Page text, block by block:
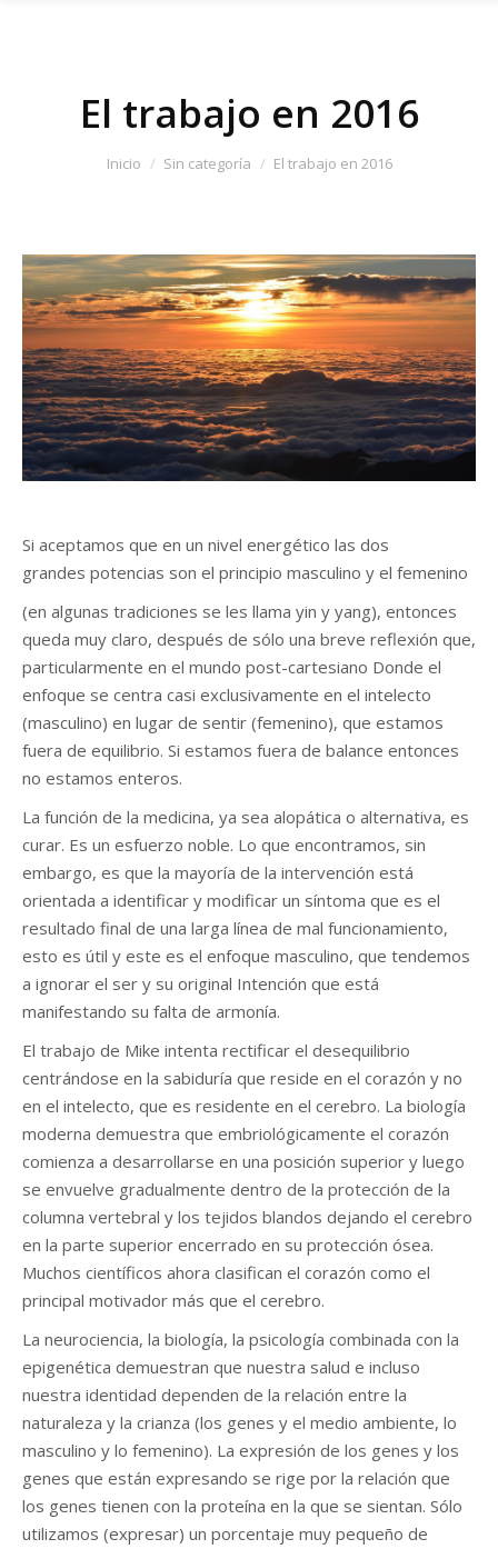
El trabajo en 2016
Inicio Sin categoría El trabajo en 2016
Si aceptamos que en un nivel energético las dos
grandes potencias son el principio masculino y el femenino
(en algunas tradiciones se les llama yin y yang), entonces
queda muy claro, después de sólo una breve reflexión que,
particularmente en el mundo post-cartesiano Donde el
enfoque se centra casi exclusivamente en el intelecto
(masculino) en lugar de sentir (femenino), que estamos
fuera de equilibrio. Si estamos fuera de balance entonces
no estamos enteros.
La función de la medicina, ya sea alopática o alternativa, es
curar. Es un esfuerzo noble. Lo que encontramos, sin
embargo, es que la mayoría de la intervención está
orientada a identificar y modificar un síntoma que es el
resultado final de una larga línea de mal funcionamiento,
esto es útil y este es el enfoque masculino, que tendemos
a ignorar el ser y su original Intención que está
manifestando su falta de armonía.
El trabajo de Mike intenta rectificar el desequilibrio
centrándose en la sabiduría que reside en el corazón y no
en el intelecto, que es residente en el cerebro. La biología
moderna demuestra que embriológicamente el corazón
comienza a desarrollarse en una posición superior y luego
se envuelve gradualmente dentro de la protección de la
columna vertebral y los tejidos blandos dejando el cerebro
en la parte superior encerrado en su protección ósea.
Muchos científicos ahora clasifican el corazón como el
principal motivador más que el cerebro.
La neurociencia, la biología, la psicología combinada con la
epigenética demuestran que nuestra salud e incluso
nuestra identidad dependen de la relación entre la
naturaleza y la crianza (los genes y el medio ambiente, lo
masculino y lo femenino). La expresión de los genes y los
genes que están expresando se rige por la relación que
los genes tienen con la proteína en la que se sientan. Sólo
utilizamos (expresar) un porcentaje muy pequeño de